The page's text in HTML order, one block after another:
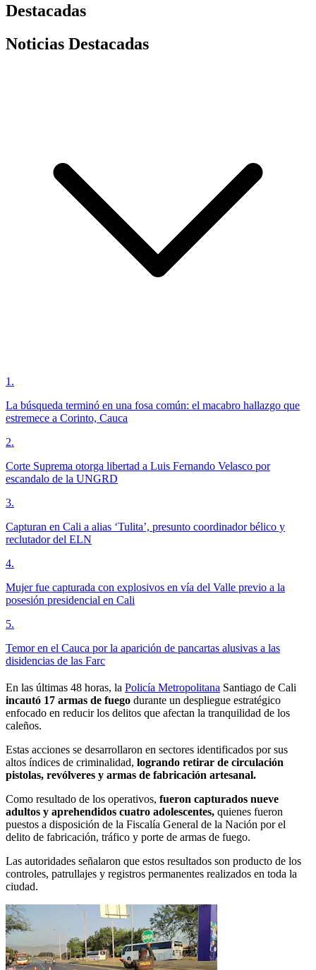
Destacadas
Noticias Destacadas
1 .
La búsqueda terminó en una fosa común: el macabro hallazgo que
estremece a Corinto, Cauca
2.
Corte Suprema otorga libertad a Luis Fernando Velasco por
escandalo de la UNGRD
3.
Capturan en Cali a alias ‘Tulita’, presunto coordinador bélico y
reclutador del ELN
4.
Mujer fue capturada con explosivos en vía del Valle previo a la
posesión presidencial en Cali
5.
Temor en el Cauca por la aparición de pancartas alusivas a las
disidencias de las Farc
En las últimas 48 horas, la Policía Metropolitana Santiago de Cali
incautó 17 armas de fuego durante un despliegue estratégico
enfocado en reducir los delitos que afectan la tranquilidad de los
caleños.
Estas acciones se desarrollaron en sectores identificados por sus
altos índices de criminalidad, logrando retirar de circulación
pistolas, revólveres y armas de fabricación artesanal.
Como resultado de los operativos, fueron capturados nueve
adultos y aprehendidos cuatro adolescentes, quienes fueron
puestos a disposición de la Fiscalía General de la Nación por el
delito de fabricación, tráfico y porte de armas de fuego.
Las autoridades señalaron que estos resultados son producto de los
controles, patrullajes y registros permanentes realizados en toda la
ciudad.